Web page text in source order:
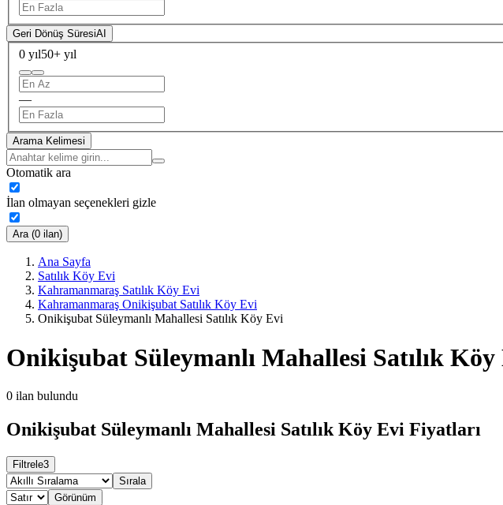
Geri Dönüş SüresiAI
0 yıl50+ yıl
—
Arama Kelimesi
Otomatik ara
İlan olmayan seçenekleri gizle
Ara (0 ilan)
Ana Sayfa
Satılık Köy Evi
Kahramanmaraş Satılık Köy Evi
Kahramanmaraş Onikişubat Satılık Köy Evi
Onikişubat Süleymanlı Mahallesi Satılık Köy Evi
Onikişubat Süleymanlı Mahallesi Satılık Köy
0 ilan bulundu
Onikişubat Süleymanlı Mahallesi Satılık Köy Evi Fiyatları
Filtrele3
Sırala
Görünüm